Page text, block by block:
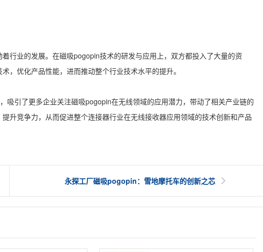
行业的发展。在磁吸pogopin技术的研发与应用上，双方都投入了大量的资
，优化产品性能，进而推动整个行业技术水平的提升。
吸引了更多企业关注磁吸pogopin在无线领域的应用潜力，带动了相关产业链的
升竞争力，从而促进整个连接器行业在无线接收器应用领域的技术创新和产品
永探工厂磁吸pogopin：雪地摩托车的创新之芯